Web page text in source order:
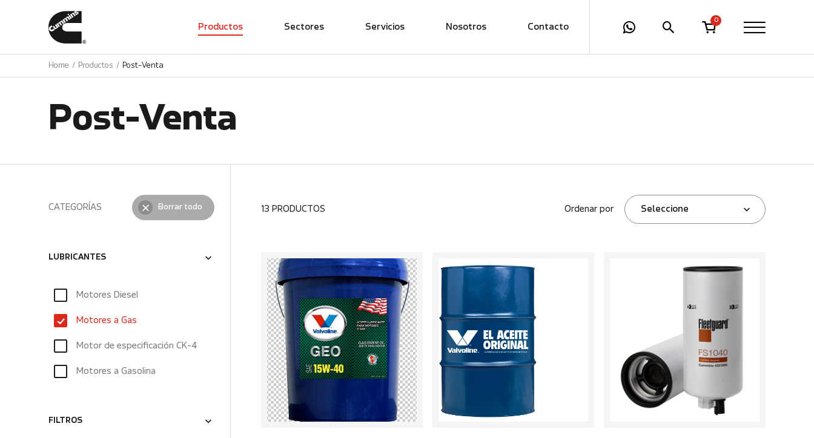
Productos Sectores Servicios Nosotros Contacto
0
Home Productos Post-Venta
Post-Venta
CATEGORÍAS Borrar todo
LUBRICANTES
Motores Diesel
Motores a Gas
Motor de especificación CK-4
Motores a Gasolina
FILTROS
13 PRODUCTOS Ordenar por Seleccione